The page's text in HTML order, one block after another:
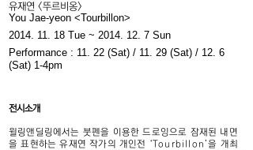
유재연 <뚜르비옹>
You Jae-yeon <Tourbillon>
2014. 11. 18 Tue ~ 2014. 12. 7 Sun
Performance : 11. 22 (Sat) / 11. 29 (Sat) / 12. 6
(Sat) 1-4pm
​전시소개
윌링앤딜링에서는 붓펜을 이용한 드로잉으로 잠재된 내면
을 표현하는 유재연 작가의 개인전 ‘Tourbillon’을 개최